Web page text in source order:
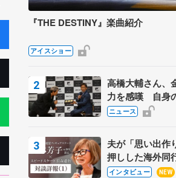
『THE DESTINY』楽曲紹介
アイスショー
高橋大輔さん、
力を感嘆 自身
「どちらに？
野村忠宏さんと
ニュース
夫が「思い出作
押しした海外同
まで… 繁華街
インタビュー NEW